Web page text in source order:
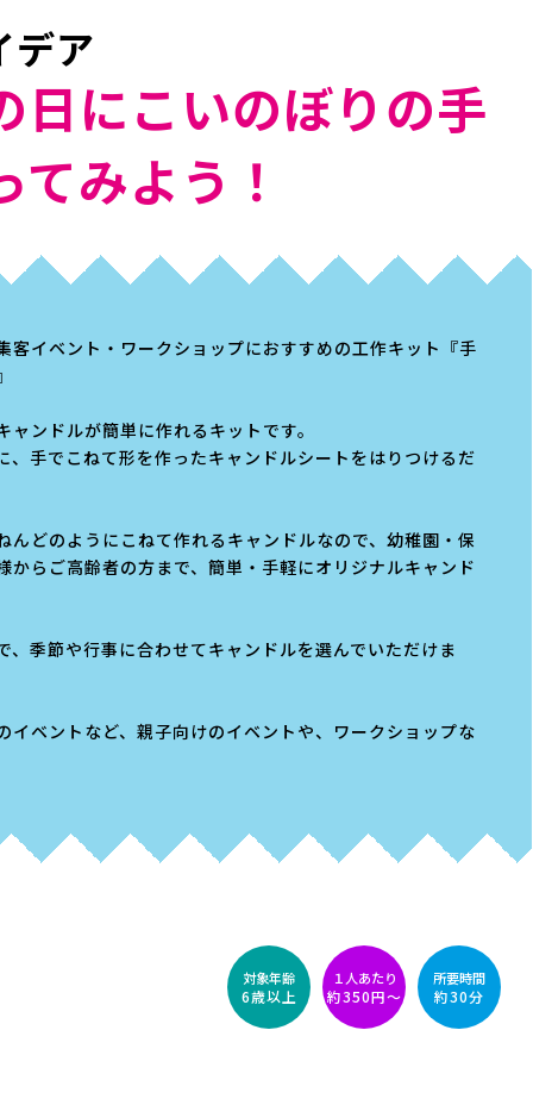
デア
日にこいのぼりの手
みよう！
客イベント・ワークショップにおすすめの工作キット『手
ンドルが簡単に作れるキットです。
、手でこねて形を作ったキャンドルシートをはりつけるだ
んどのようにこねて作れるキャンドルなので、幼稚園・保
からご高齢者の方まで、簡単・手軽にオリジナルキャンド
、季節や行事に合わせてキャンドルを選んでいただけま
イベントなど、親子向けのイベントや、ワークショップな
対象年齢
6歳以上
１人あたり
約350円〜
所要時間
約30分